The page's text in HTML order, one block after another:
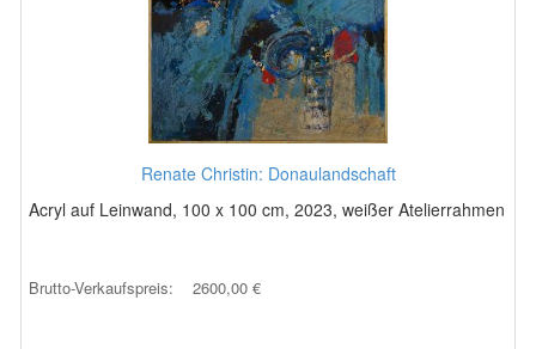
Renate Christin: Donaulandschaft
Acryl auf Leinwand, 100 x 100 cm, 2023, weißer Atelierrahmen
Brutto-Verkaufspreis: 2600,00 €